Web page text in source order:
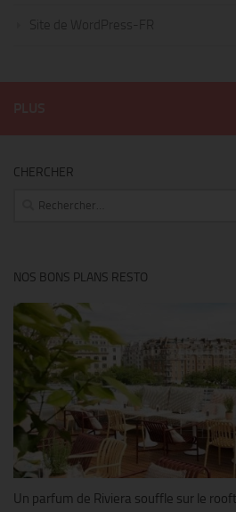
Site de WordPress-FR
CHERCHER
Rechercher :
NOS BONS PLANS RESTO
Un parfum de Riviera souffle sur le